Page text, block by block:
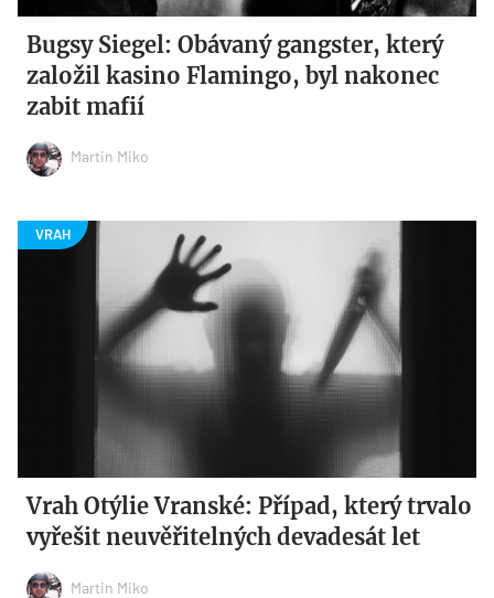
Bugsy Siegel: Obávaný gangster, který
založil kasino Flamingo, byl nakonec
zabit mafií
Martin Miko
Vrah Otýlie Vranské: Případ, který trvalo
vyřešit neuvěřitelných devadesát let
Martin Miko